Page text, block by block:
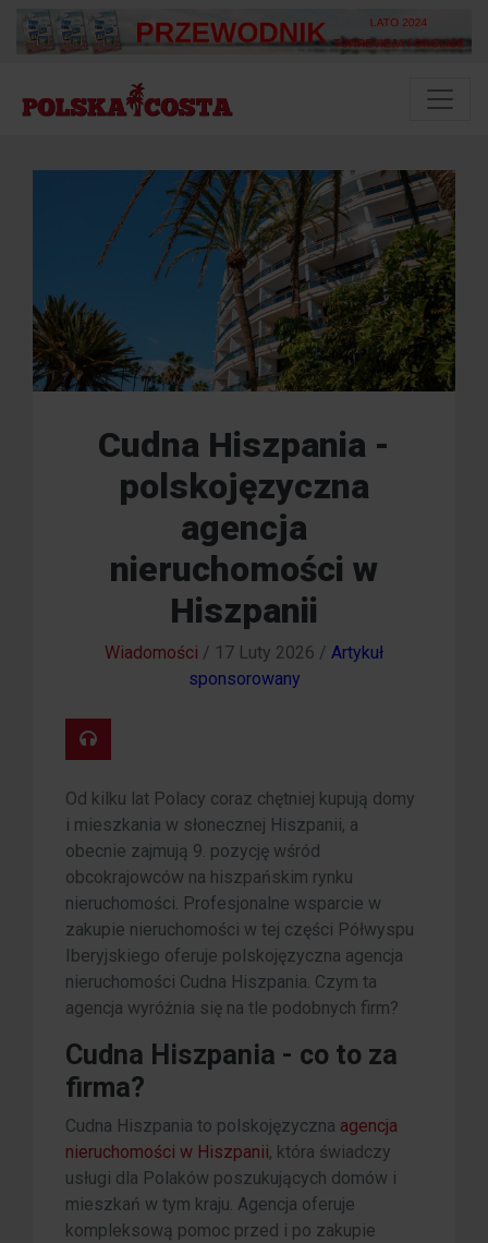
Cudna Hiszpania -
polskojęzyczna
agencja
nieruchomości w
Hiszpanii
Wiadomości / 17 Luty 2026 / Artykuł
sponsorowany
Od kilku lat Polacy coraz chętniej kupują domy
i mieszkania w słonecznej Hiszpanii, a
obecnie zajmują 9. pozycję wśród
obcokrajowców na hiszpańskim rynku
nieruchomości. Profesjonalne wsparcie w
zakupie nieruchomości w tej części Półwyspu
Iberyjskiego oferuje polskojęzyczna agencja
nieruchomości Cudna Hiszpania. Czym ta
agencja wyróżnia się na tle podobnych firm?
Cudna Hiszpania - co to za
firma?
Cudna Hiszpania to polskojęzyczna agencja
nieruchomości w Hiszpanii, która świadczy
usługi dla Polaków poszukujących domów i
mieszkań w tym kraju. Agencja oferuje
kompleksową pomoc przed i po zakupie